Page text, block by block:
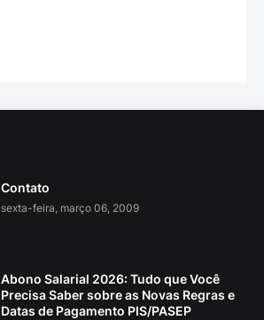
Contato
sexta-feira, março 06, 2009
Abono Salarial 2026: Tudo que Você
Precisa Saber sobre as Novas Regras e
Datas de Pagamento PIS/PASEP